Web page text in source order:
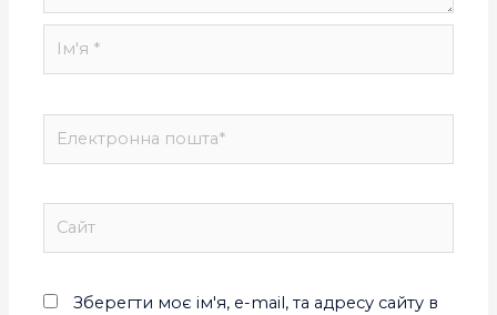
Зберегти моє ім'я, e-mail, та адресу сайту в